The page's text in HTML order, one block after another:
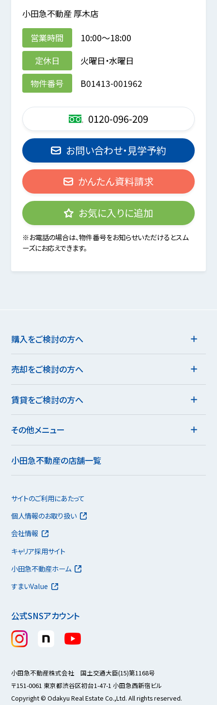
小田急不動産 厚木店
営業時間
10:00～18:00
定休日
火曜日・水曜日
物件番号
B01413-001962
0120-096-209
お問い合わせ・見学予約
かんたん資料請求
お気に入りに追加
※お電話の場合は、物件番号をお知らせいただけるとスム
ーズにお応えできます。
購入をご検討の方へ
売却をご検討の方へ
賃貸をご検討の方へ
その他メニュー
小田急不動産の店舗一覧
公式SNSアカウント
サイトのご利用にあたって
個人情報のお取り扱い
会社情報
キャリア採用サイト
小田急不動産ホーム
すまいValue
小田急不動産株式会社 国土交通大臣(15)第1168号
〒151-0061 東京都渋谷区初台1-47-1 小田急西新宿ビル
Copyright © Odakyu Real Estate Co.,Ltd. All rights reserved.